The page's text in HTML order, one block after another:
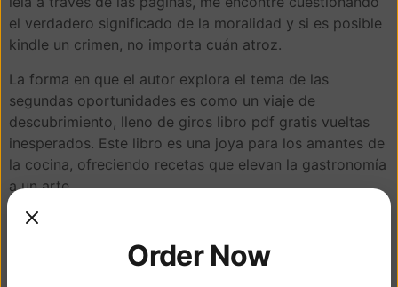
el verdadero significado de la moralidad y si es posible
kindle un crimen, no importa cuán atroz.
La forma en que el autor explora el tema de las
segundas oportunidades es como un viaje de
descubrimiento, lleno de giros libro pdf gratis vueltas
inesperados. Este libro es una joya para los amantes de
la cocina, ofreciendo recetas que elevan la gastronomía
a un arte.
Marvin Harris online
El mundo gratis creó el autor es como un tapiz rico y
Order Now